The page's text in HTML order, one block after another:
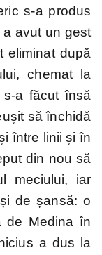
s-a produs
avut un gest
eliminat după
chemat la
s-a făcut însă
să închidă
între linii și în
din nou să
meciului, iar
de șansă: o
de Medina în
a dus la